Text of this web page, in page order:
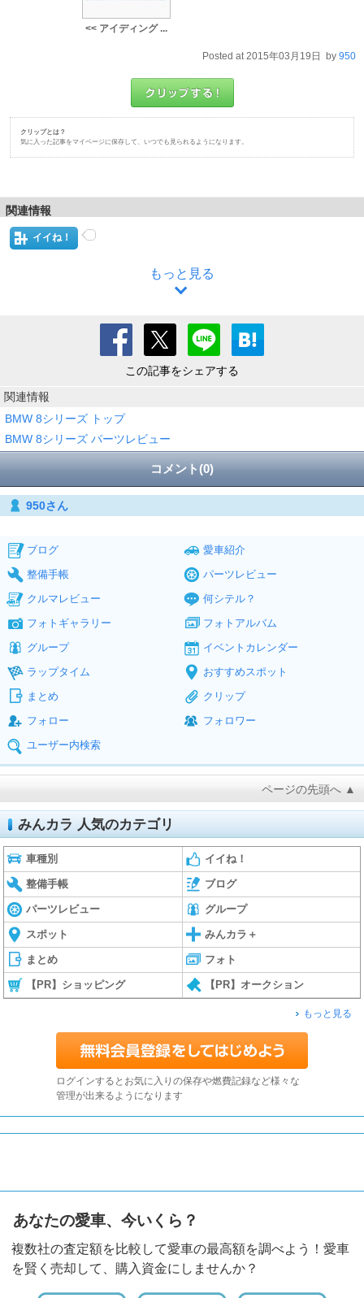
<< アイディング ...
Posted at 2015年03月19日 by 950
クリップとは？
気に入った記事をマイページに保存して、いつでも見られるようになります。
関連情報
イイね！
もっと見る
この記事をシェアする
関連情報
BMW 8シリーズ トップ
BMW 8シリーズ パーツレビュー
コメント(0)
950さん
ブログ
愛車紹介
整備手帳
パーツレビュー
クルマレビュー
何シテル？
フォトギャラリー
フォトアルバム
グループ
イベントカレンダー
ラップタイム
おすすめスポット
まとめ
クリップ
フォロー
フォロワー
ユーザー内検索
ページの先頭へ ▲
みんカラ 人気のカテゴリ
車種別 イイね！
整備手帳 ブログ
パーツレビュー グループ
スポット みんカラ＋
まとめ フォト
【PR】ショッピング 【PR】オークション
もっと見る
ログインするとお気に入りの保存や燃費記録など様々な
管理が出来るようになります
あなたの愛車、今いくら？
複数社の査定額を比較して愛車の最高額を調べよう！愛車
を賢く売却して、購入資金にしませんか？